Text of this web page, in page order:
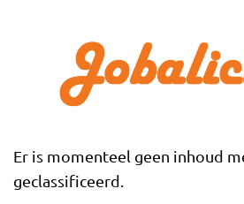
Er is momenteel geen inhoud
geclassificeerd.